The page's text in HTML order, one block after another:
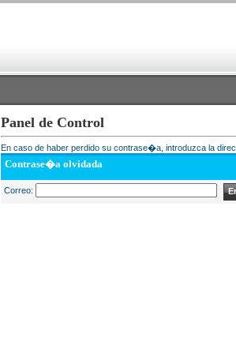
Panel de Control
En caso de haber perdido su contrase�a, introduzca la
Contrase�a olvidada
Correo: